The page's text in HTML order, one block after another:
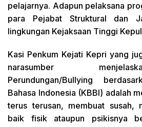
pelajarnya. Adapun pelaksana
para Pejabat Struktural dan
lingkungan Kejaksaan Tinggi
Kasi Penkum Kejati Kepri yang
narasumber
Perundungan/Bullying
Bahasa Indonesia (KBBI) adalah
terus terusan, membuat susah,
baik fisik ataupun psikisnya